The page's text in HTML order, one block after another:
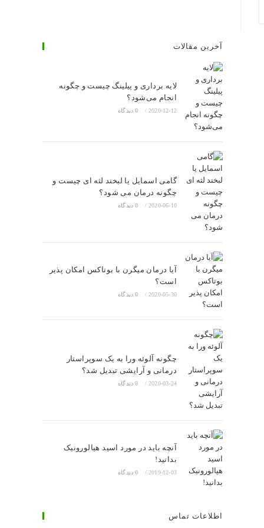
آخرین مقالات
لایه برداری و پیلینگ چیست و چگونه
انجام می‌شود؟
2020-12-12
/ 0 دیدگاه
گامی اسمایل یا لبخند لثه ای چیست و
چگونه درمان می شود؟
2020-06-10
/ 0 دیدگاه
آیا درمان میگرن با بوتاکس امکان پذیر
است؟
2020-05-30
/ 0 دیدگاه
چگونه آلوئه ورا به یک سوپراستار
درمانی و آرایشی تبدیل شد؟
2020-03-24
/ 0 دیدگاه
آنچه باید در مورد اسید هیالورونیک
بدانید!
2019-12-03
/ 0 دیدگاه
اطلاعات تماس